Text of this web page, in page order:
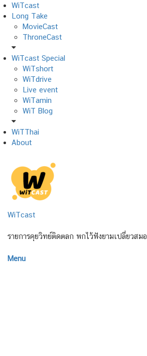
Skip
to
content
WiTcast
Long Take
MovieCast
ThroneCast
WiTcast Special
WiTshort
WiTdrive
Live event
WiTamin
WiT Blog
WiTThai
About
WiTcast
รายการคุยวิทย์ติดตลก พกไว้ฟังยามเปลี่ยวสม
Menu